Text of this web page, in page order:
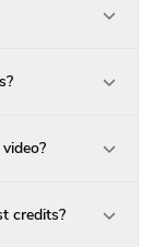
credits?